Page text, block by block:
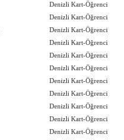
Denizli Kart-Öğrenci
Denizli Kart-Öğrenci
Denizli Kart-Öğrenci
Denizli Kart-Öğrenci
Denizli Kart-Öğrenci
Denizli Kart-Öğrenci
Denizli Kart-Öğrenci
Denizli Kart-Öğrenci
Denizli Kart-Öğrenci
Denizli Kart-Öğrenci
Denizli Kart-Öğrenci